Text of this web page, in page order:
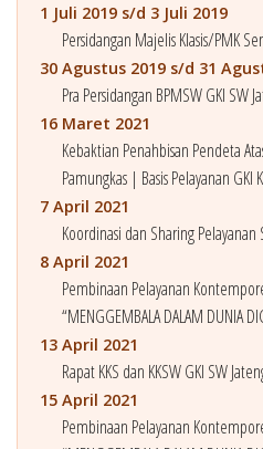
1 Juli 2019 s/d 3 Juli 2019
Persidangan Majelis Klasis/PMK
30 Agustus 2019 s/d 31
Pra Persidangan BPMSW GKI SW
16 Maret 2021
Kebaktian Penahbisan Pendeta
Pamungkas | Basis Pelayanan GKI
7 April 2021
Koordinasi dan Sharing
8 April 2021
Pembinaan Pelayanan
“MENGGEMBALA DALAM DUNIA
13 April 2021
Rapat KKS dan KKSW GKI SW
15 April 2021
Pembinaan Pelayanan